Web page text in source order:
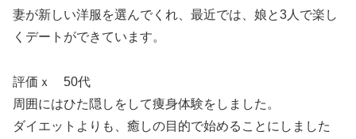
妻が新しい洋服を選んでくれ、最近では、娘と3人で楽し
くデートができています。
評価ｘ 50代
周囲にはひた隠しをして痩身体験をしました。
ダイエットよりも、癒しの目的で始めることにしました